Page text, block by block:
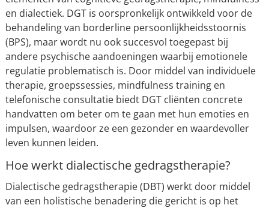
en dialectiek. DGT is oorspronkelijk ontwikkeld voor de
behandeling van borderline persoonlijkheidsstoornis
(BPS), maar wordt nu ook succesvol toegepast bij
andere psychische aandoeningen waarbij emotionele
regulatie problematisch is. Door middel van individuele
therapie, groepssessies, mindfulness training en
telefonische consultatie biedt DGT cliënten concrete
handvatten om beter om te gaan met hun emoties en
impulsen, waardoor ze een gezonder en waardevoller
leven kunnen leiden.
Hoe werkt dialectische gedragstherapie?
Dialectische gedragstherapie (DBT) werkt door middel
van een holistische benadering die gericht is op het